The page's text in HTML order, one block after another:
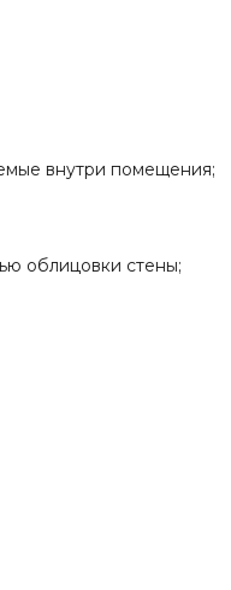
внутри помещения;
облицовки стены;